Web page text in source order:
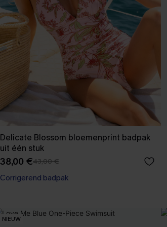
Delicate Blossom bloemenprint badpak
uit één stuk
38,00 €43,00 €
【AG18】2 met 10% korting
Corrigerend badpak
NIEUW